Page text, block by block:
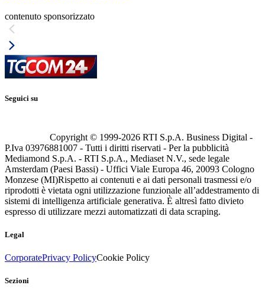
contenuto sponsorizzato
Seguici su
Copyright © 1999-2026 RTI S.p.A. Business Digital -
P.Iva 03976881007 - Tutti i diritti riservati - Per la pubblicità
Mediamond S.p.A. - RTI S.p.A., Mediaset N.V., sede legale
Amsterdam (Paesi Bassi) - Uffici Viale Europa 46, 20093 Cologno
Monzese (MI)Rispetto ai contenuti e ai dati personali trasmessi e/o
riprodotti è vietata ogni utilizzazione funzionale all’addestramento di
sistemi di intelligenza artificiale generativa. È altresì fatto divieto
espresso di utilizzare mezzi automatizzati di data scraping.
Legal
CorporatePrivacy PolicyCookie Policy
Sezioni